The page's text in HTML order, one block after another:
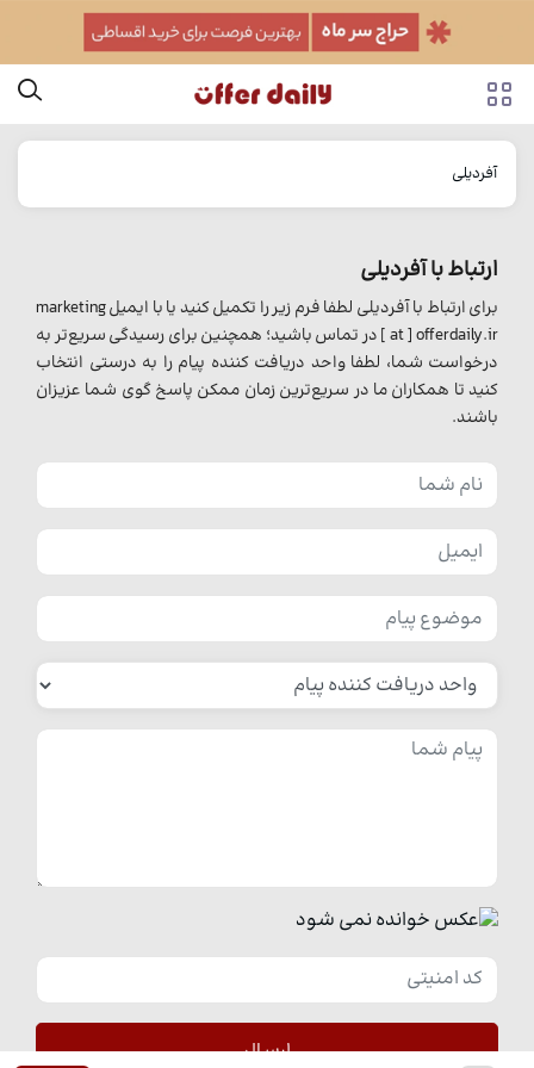
آفردیلی
ارتباط با آفردیلی
برای ارتباط با آفردیلی لطفا فرم زیر را تکمیل کنید یا با ایمیل marketing
[ at ] offerdaily.ir در تماس باشید؛ همچنین برای رسیدگی سریع‌تر به
درخواست شما، لطفا واحد دریافت کننده پیام را به درستی انتخاب
کنید تا همکاران ما در سریع‌ترین زمان ممکن پاسخ گوی شما عزیزان
باشند.
ارسال